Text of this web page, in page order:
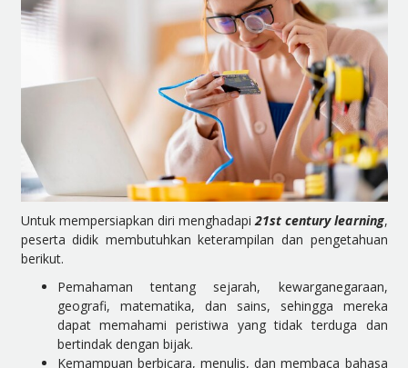
Untuk mempersiapkan diri menghadapi 21st century learning,
peserta didik membutuhkan keterampilan dan pengetahuan
berikut.
Pemahaman tentang sejarah, kewarganegaraan,
geografi, matematika, dan sains, sehingga mereka
dapat memahami peristiwa yang tidak terduga dan
bertindak dengan bijak.
Kemampuan berbicara, menulis, dan membaca bahasa